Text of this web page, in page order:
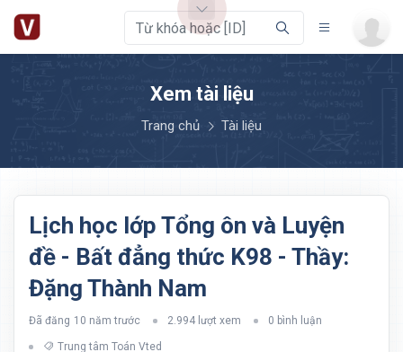
Xem tài liệu
Trang chủ Tài liệu
Lịch học lớp Tổng ôn và Luyện
đề - Bất đẳng thức K98 - Thầy:
Đặng Thành Nam
Đã đăng 10 năm trước 2.994 lượt xem 0 bình luận
Trung tâm Toán Vted